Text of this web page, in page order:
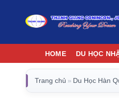
dung
HOME DU HỌC
Trang chủ » Du Học Hàn